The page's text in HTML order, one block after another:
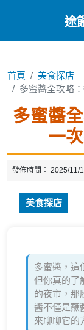
途
首頁
美食探店
多蜜醬全攻略
多蜜醬
一
發佈時間： 2025/11/
美食探店
多蜜醬，這
但你真的了
的夜市，那
醬不僅是蘸
來聊聊它的